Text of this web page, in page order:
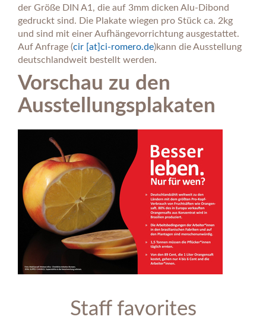
der Größe DIN A1, die auf 3mm dicken Alu-Dibond
gedruckt sind. Die Plakate wiegen pro Stück ca. 2kg
und sind mit einer Aufhängevorrichtung ausgestattet.
Auf Anfrage (cir [at]ci-romero.de)kann die Ausstellung
deutschlandweit bestellt werden.
Vorschau zu den
Ausstellungsplakaten
Staff favorites